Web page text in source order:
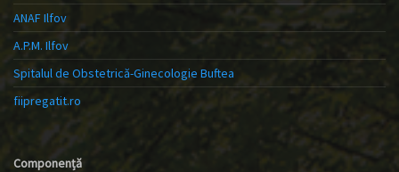
ANAF Ilfov
A.P.M. Ilfov
Spitalul de Obstetrică-Ginecologie Buftea
fiipregatit.ro
Componență